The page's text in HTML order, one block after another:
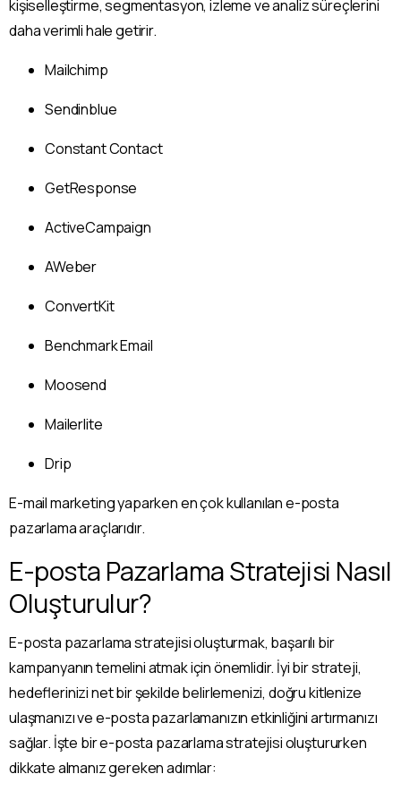
kişiselleştirme, segmentasyon, izleme ve analiz süreçlerini
daha verimli hale getirir.
Mailchimp
Sendinblue
Constant Contact
GetResponse
ActiveCampaign
AWeber
ConvertKit
Benchmark Email
Moosend
Mailerlite
Drip
E-mail marketing yaparken en çok kullanılan e-posta
pazarlama araçlarıdır.
E-posta Pazarlama Stratejisi Nasıl
Oluşturulur?
E-posta pazarlama stratejisi oluşturmak, başarılı bir
kampanyanın temelini atmak için önemlidir. İyi bir strateji,
hedeflerinizi net bir şekilde belirlemenizi, doğru kitlenize
ulaşmanızı ve e-posta pazarlamanızın etkinliğini artırmanızı
sağlar. İşte bir e-posta pazarlama stratejisi oluştururken
dikkate almanız gereken adımlar: